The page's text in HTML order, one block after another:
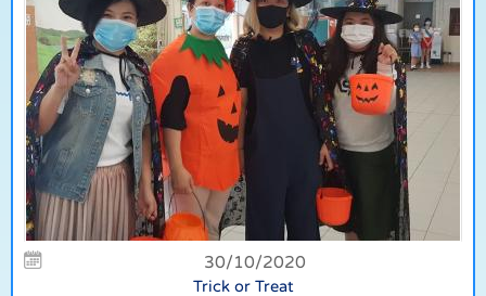
30/10/2020
Trick or Treat